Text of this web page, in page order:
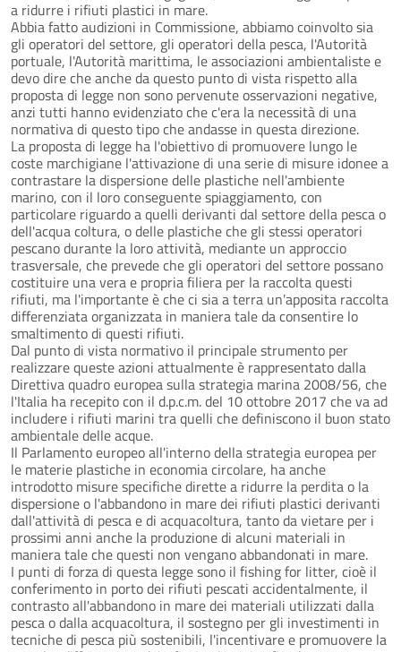
a ridurre i rifiuti plastici in mare.
Abbia fatto audizioni in Commissione, abbiamo coinvolto sia
gli operatori del settore, gli operatori della pesca, l'Autorità
portuale, l'Autorità marittima, le associazioni ambientaliste e
devo dire che anche da questo punto di vista rispetto alla
proposta di legge non sono pervenute osservazioni negative,
anzi tutti hanno evidenziato che c'era la necessità di una
normativa di questo tipo che andasse in questa direzione.
La proposta di legge ha l'obiettivo di promuovere lungo le
coste marchigiane l'attivazione di una serie di misure idonee a
contrastare la dispersione delle plastiche nell'ambiente
marino, con il loro conseguente spiaggiamento, con
particolare riguardo a quelli derivanti dal settore della pesca o
dell'acqua coltura, o delle plastiche che gli stessi operatori
pescano durante la loro attività, mediante un approccio
trasversale, che prevede che gli operatori del settore possano
costituire una vera e propria filiera per la raccolta questi
rifiuti, ma l'importante è che ci sia a terra un'apposita raccolta
differenziata organizzata in maniera tale da consentire lo
smaltimento di questi rifiuti.
Dal punto di vista normativo il principale strumento per
realizzare queste azioni attualmente è rappresentato dalla
Direttiva quadro europea sulla strategia marina 2008/56, che
l'Italia ha recepito con il d.p.c.m. del 10 ottobre 2017 che va ad
includere i rifiuti marini tra quelli che definiscono il buon stato
ambientale delle acque.
Il Parlamento europeo all'interno della strategia europea per
le materie plastiche in economia circolare, ha anche
introdotto misure specifiche dirette a ridurre la perdita o la
dispersione o l'abbandono in mare dei rifiuti plastici derivanti
dall'attività di pesca e di acquacoltura, tanto da vietare per i
prossimi anni anche la produzione di alcuni materiali in
maniera tale che questi non vengano abbandonati in mare.
I punti di forza di questa legge sono il fishing for litter, cioè il
conferimento in porto dei rifiuti pescati accidentalmente, il
contrasto all'abbandono in mare dei materiali utilizzati dalla
pesca o dalla acquacoltura, il sostegno per gli investimenti in
tecniche di pesca più sostenibili, l'incentivare e promuovere la